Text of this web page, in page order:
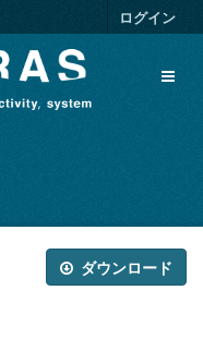
ログイン
ダウンロード